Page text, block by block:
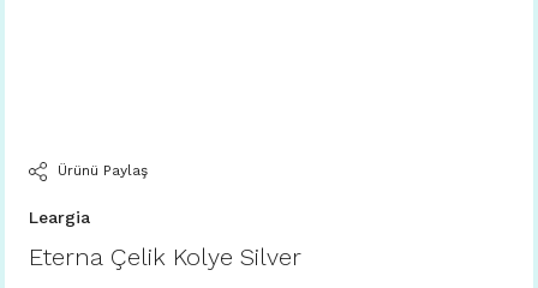
Ürünü Paylaş
Leargia
Eterna Çelik Kolye Silver